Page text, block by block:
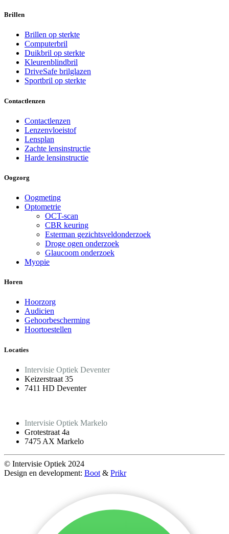
Brillen
Brillen op sterkte
Computerbril
Duikbril op sterkte
Kleurenblindbril
DriveSafe brilglazen
Sportbril op sterkte
Contactlenzen
Contactlenzen
Lenzenvloeistof
Lensplan
Zachte lensinstructie
Harde lensinstructie
Oogzorg
Oogmeting
Optometrie
OCT-scan
CBR keuring
Esterman gezichtsveldonderzoek
Droge ogen onderzoek
Glaucoom onderzoek
Myopie
Horen
Hoorzorg
Audicien
Gehoorbescherming
Hoortoestellen
Locaties
Intervisie Optiek Deventer
Keizerstraat 35
7411 HD Deventer
Intervisie Optiek Markelo
Grotestraat 4a
7475 AX Markelo
© Intervisie Optiek 2024
Design en development: Boot & Prikr